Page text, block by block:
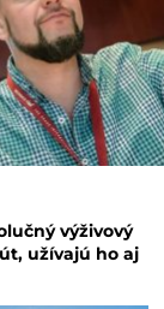
výživový
užívajú ho aj